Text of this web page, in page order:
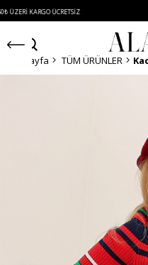
KARGO ÜCRETSIZ
Anasayfa TÜM ÜRÜNLER